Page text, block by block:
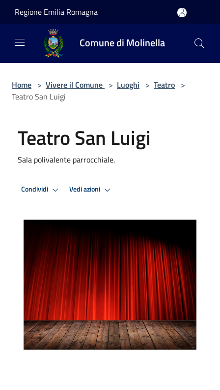
Regione Emilia Romagna
Comune di Molinella
Home > Vivere il Comune > Luoghi > Teatro >
Teatro San Luigi
Teatro San Luigi
Sala polivalente parrocchiale.
Condividi Vedi azioni